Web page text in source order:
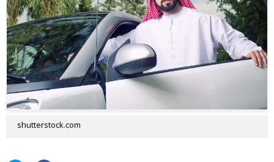
shutterstock.com